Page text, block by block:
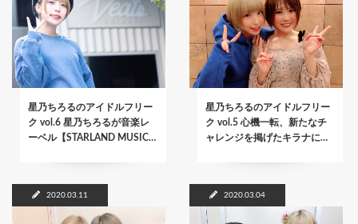
星乃ちろるのアイドルフリー
ク vol.6 星乃ちろるが音楽レ
ーベル【STARLAND MUSIC…
星乃ちろるのアイドルフリー
ク vol.5 心機一転、新たなチ
ャレンジを掲げたキラナに…
2020.03.11 2020.03.04